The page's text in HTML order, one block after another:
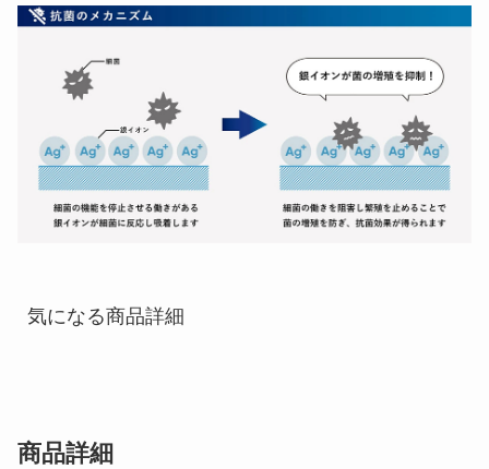
気になる商品詳細
商品詳細